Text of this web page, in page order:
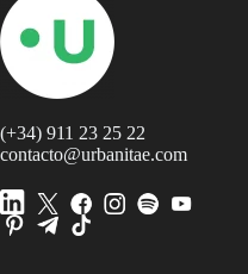
(+34) 911 23 25 22
contacto@urbanitae.com